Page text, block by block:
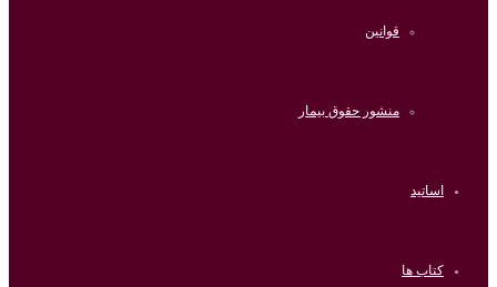
قوانین
منشور حقوق بیمار
اساتید
کتاب ها